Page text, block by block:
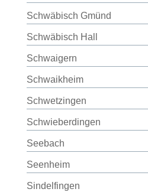
Schwäbisch Gmünd
Schwäbisch Hall
Schwaigern
Schwaikheim
Schwetzingen
Schwieberdingen
Seebach
Seenheim
Sindelfingen